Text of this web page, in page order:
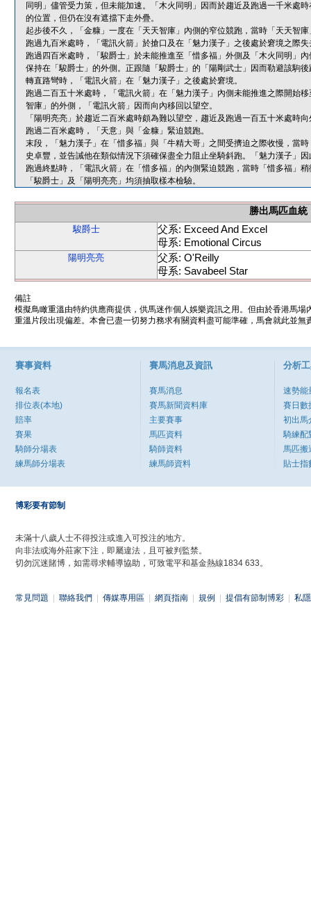
同明」儘管受力策，但未能加速。「木火同明」因而於趨近及跑過一千米處
的位置，但仍在沒有遮擋下走外疊。
起步後不久，「金糠」一度在「天天智庫」內側的窄位競跑，當時「天天智
跑過九百米處時，「電訊火箭」於搶口及在「魅力漢子」之後處於窘境之際
跑過四百米處時，「駿爵士」於未能推進至「惜多福」外側及「木火同明」
保持在「駿爵士」的外側。正跟隨「駿爵士」的「陽剛武士」因而勒避該駒
轉直路彎時，「電訊火箭」在「魅力漢子」之後處於窘境。
跑過二百五十米處時，「電訊火箭」在「魅力漢子」內側未能推進之際開始
智庫」的外側，「電訊火箭」因而向內移回以望空。
「陽明亮亮」於趨近二百米處時頗為難以望空，趨近及跑過一百五十米處時
跑過二百米處時，「天意」與「金糠」緊迫競跑。
末段，「魅力漢子」在「惜多福」與「牛精大哥」之間受擠迫之際收慢，當
史卓豐，並告誡他在類似情況下須確保盡全力阻止坐騎斜跑。「魅力漢子」
跑過終點時，「電訊火箭」在「惜多福」的內側緊迫競跑，當時「惜多福」
「駿爵士」及「陽明亮亮」均須抽取樣本檢驗。
勝出馬匹血統
駿爵士
父系: Exceed And Excel
母系: Emotional Circus
陽明亮亮
父系: O'Reilly
母系: Savabeel Star
備註
模擬鳥瞰重溫由特約供應商提供，供馬迷作個人娛樂資訊之用。但由於香港馬
重溫片段出現偏差。本會已盡一切努力務求有關資料盡可能準確，馬會就此並
賽事資料
報名表
排位表(本地)
賠率
賽果
騎師分場表
練馬師分場表
賽馬消息及資訊
賽馬消息
賽馬新聞資料庫
主要賽事
馬匹資料
騎師資料
練馬師資料
分析
速勢能
賽日數
初出馬
騎練配
馬匹搬
貼士指
博彩要有節制
未滿十八歲人士不得投注或進入可投注的地方。
向非法或海外莊家下注，即屬違法，且可被判監禁。
切勿沉迷賭博，如需尋求輔導協助，可致電平和基金熱線1834 633。
常見問題 聯絡我們 傳媒專用區 網頁指南 規例 提倡有節制博彩 私